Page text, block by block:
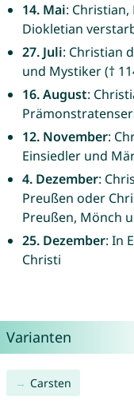
14. Mai:
Diokletian
27. Juli: Christian
und Mystiker (†
16. August:
12. November:
Einsiedler und
4. Dezember:
Preußen oder
Preußen, Mönch
25. Dezember: In
Christi
Varianten
Carsten